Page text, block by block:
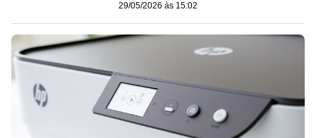
29/05/2026 às 15:02